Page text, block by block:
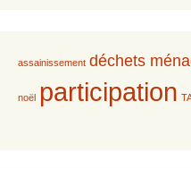
assainissement déchets
noël participation